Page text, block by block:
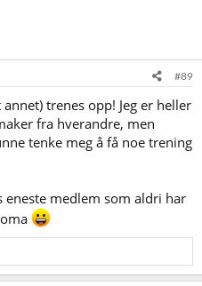
#89
trenes opp! Jeg er heller
fra hverandre, men
tenke meg å få noe trening
medlem som aldri har